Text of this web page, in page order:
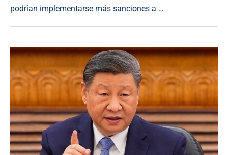
podrían implementarse más sanciones a …